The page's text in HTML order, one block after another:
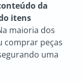
da
itens
maioria dos
comprar peças
uma